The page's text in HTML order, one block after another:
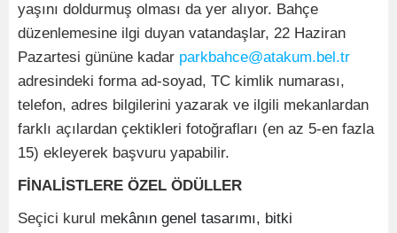
yaşını doldurmuş olması da yer alıyor. Bahçe
düzenlemesine ilgi duyan vatandaşlar, 22 Haziran
Pazartesi gününe kadar parkbahce@atakum.bel.tr
adresindeki forma ad-soyad, TC kimlik numarası,
telefon, adres bilgilerini yazarak ve ilgili mekanlardan
farklı açılardan çektikleri fotoğrafları (en az 5-en fazla
15) ekleyerek başvuru yapabilir.
FİNALİSTLERE ÖZEL ÖDÜLLER
Seçici kurul mekânın genel tasarımı, bitki